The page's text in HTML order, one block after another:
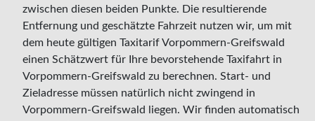
zwischen diesen beiden Punkte. Die resultierende
Entfernung und geschätzte Fahrzeit nutzen wir, um mit
dem heute gültigen Taxitarif Vorpommern-Greifswald
einen Schätzwert für Ihre bevorstehende Taxifahrt in
Vorpommern-Greifswald zu berechnen. Start- und
Zieladresse müssen natürlich nicht zwingend in
Vorpommern-Greifswald liegen. Wir finden automatisch